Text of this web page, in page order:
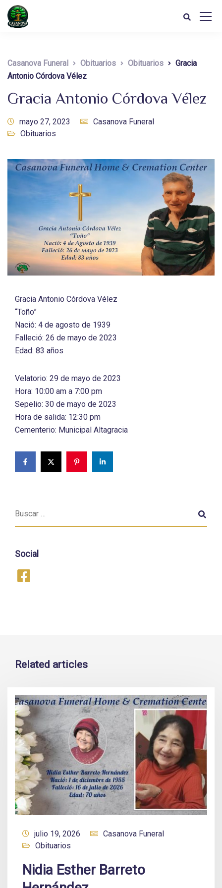
Casanova Funeral Obituarios Obituarios
Gracia
Antonio Córdova Vélez
Gracia Antonio Córdova Vélez
mayo 27, 2023
Casanova Funeral
Obituarios
Gracia Antonio Córdova Vélez
“Toño”
Nació: 4 de agosto de 1939
Falleció: 26 de mayo de 2023
Edad: 83 años
Velatorio: 29 de mayo de 2023
Hora: 10:00 am a 7:00 pm
Sepelio: 30 de mayo de 2023
Hora de salida: 12:30 pm
Cementerio: Municipal Altagracia
Social
Related articles
julio 19, 2026
Casanova Funeral
Obituarios
Nidia Esther Barreto